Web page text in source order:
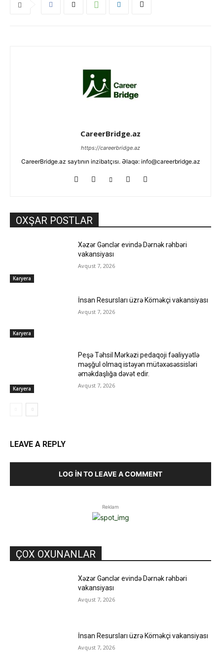
CareerBridge.az
https://careerbridge.az
CareerBridge.az saytının inzibatçısı. Əlaqə: info@careerbridge.az
OXŞAR POSTLAR
Karyera
Xəzər Gənclər evində Dərnək rəhbəri
vakansiyası
Avqust 7, 2026
Karyera
İnsan Resursları üzrə Köməkçi vakansiyası
Avqust 7, 2026
Karyera
Peşə Təhsil Mərkəzi pedaqoji fəaliyyətlə
məşğul olmaq istəyən mütəxəsəssisləri
əməkdaşlığa dəvət edir.
Avqust 7, 2026
LEAVE A REPLY
LOG IN TO LEAVE A COMMENT
Reklam
ÇOX OXUNANLAR
Xəzər Gənclər evində Dərnək rəhbəri
vakansiyası
Avqust 7, 2026
İnsan Resursları üzrə Köməkçi vakansiyası
Avqust 7, 2026